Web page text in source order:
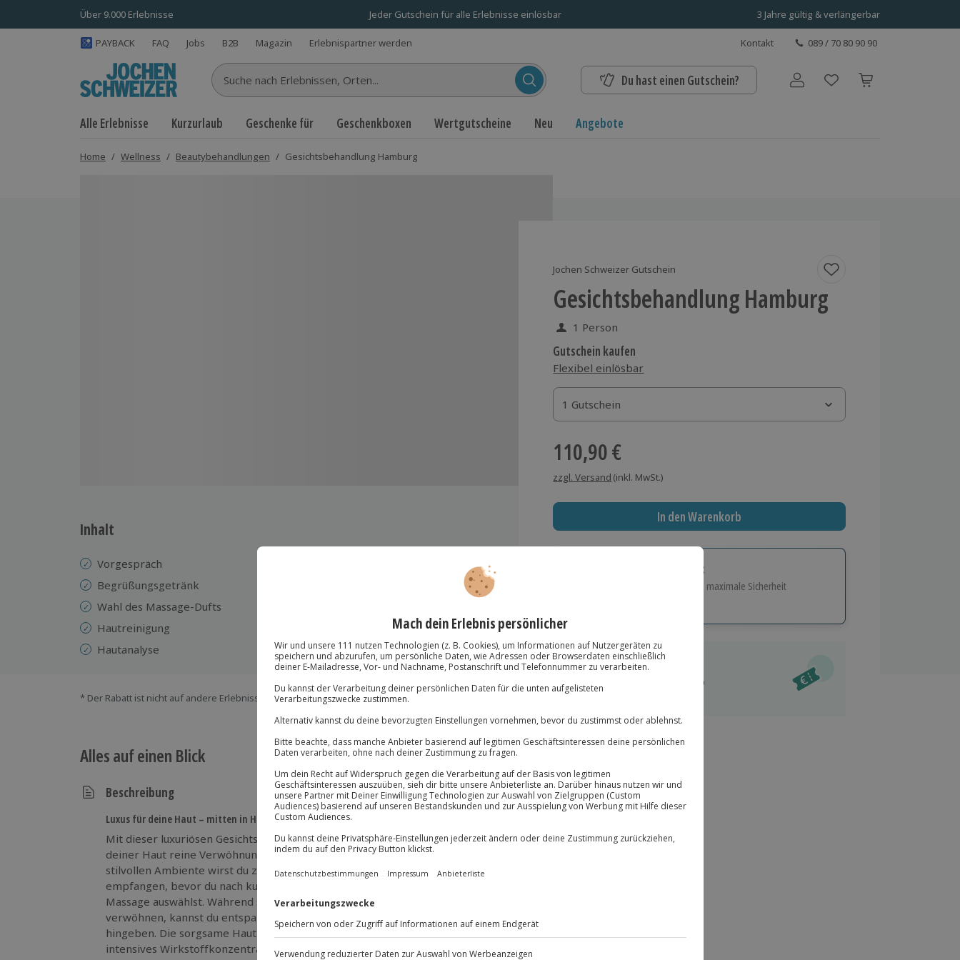
Über 9.000 Erlebnisse Jeder Gutschein für alle Erlebnisse einlösbar 3 Jahre gültig & verlängerbar
PAYBACK FAQ Jobs B2B Magazin Erlebnispartner werden Kontakt 089 / 70 80 90 90
Suche nach Erlebnissen... Du hast einen Gutschein? Benutzerkonto
Alle Erlebnisse Kurzurlaub Geschenke für Geschenkboxen Wertgutscheine Neu Angebote
Home / Wellness / Beautybehandlungen / Gesichtsbehandlung Hamburg
Jochen Schweizer Gutschein
Gesichtsbehandlung Hamburg
1 Person
Gutschein kaufen
Flexibel einlösbar
1 Gutschein
1 Gutschein
1 Gutschein
110,90 €
zzgl. Versand (inkl. MwSt.)
In den Warenkorb
Immer das richtige Geschenk:
Große Auswahl, volle Flexibilität und maximale Sicherheit
Volle Flexibilität
Jeder Gutschein für alle Erlebnisse einlösbar.
Maximale Sicherheit
-15%* Club Deal verfügbar
Direktabzug im Warenkorb
Melde dich hier an
Du erhältst 55°P
Inhalt
Vorgespräch
Begrüßungsgetränk
Wahl des Massage-Dufts
Hautreinigung
Hautanalyse
Entfernen von Hautunreinheiten
Gesicht Dekolleté Massage
Pflegemaske
* Der Rabatt ist nicht auf andere Erlebnisse bei der Einlösung übertragbar. Details
Alles auf einen Blick
Beschreibung
Luxus für deine Haut – mitten in Hamburg
Mit dieser luxuriösen Gesichtsbehandlung mitten in Hamburg gönnst du
deiner Haut reine Verwöhnung und dir selbst eine wohltuende Pause. Im
stilvollen Ambiente wirst du zunächst mit einem Begrüßungsgetränk
empfangen, bevor du nach kurzer Hautanalyse deinen Lieblingsduft für die
Massage auswählst. Während sanfte Hände Gesicht und Dekolleté
verwöhnen, kannst du entspannen, loslassen und dich ganz dem Moment
hingeben. Die sorgsame Hautreinigung befreit von Unreinheiten, ein
intensives Wirkstoffkonzentrat bringt deine Haut zum Leuchten. Die